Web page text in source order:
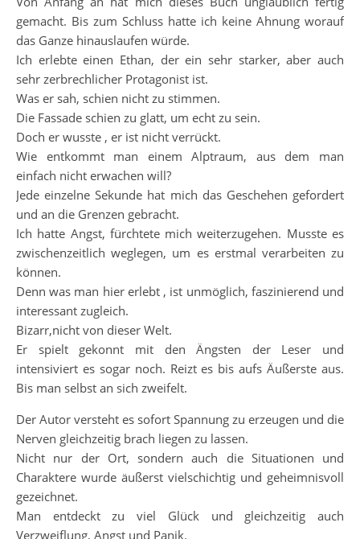
gemacht. Bis zum Schluss hatte ich keine Ahnung worauf
das Ganze hinauslaufen würde.
Ich erlebte einen Ethan, der ein sehr starker, aber auch
sehr zerbrechlicher Protagonist ist.
Was er sah, schien nicht zu stimmen.
Die Fassade schien zu glatt, um echt zu sein.
Doch er wusste , er ist nicht verrückt.
Wie entkommt man einem Alptraum, aus dem man
einfach nicht erwachen will?
Jede einzelne Sekunde hat mich das Geschehen gefordert
und an die Grenzen gebracht.
Ich hatte Angst, fürchtete mich weiterzugehen. Musste es
zwischenzeitlich weglegen, um es erstmal verarbeiten zu
können.
Denn was man hier erlebt , ist unmöglich, faszinierend und
interessant zugleich.
Bizarr,nicht von dieser Welt.
Er spielt gekonnt mit den Ängsten der Leser und
intensiviert es sogar noch. Reizt es bis aufs Äußerste aus.
Bis man selbst an sich zweifelt.
Der Autor versteht es sofort Spannung zu erzeugen und die
Nerven gleichzeitig brach liegen zu lassen.
Nicht nur der Ort, sondern auch die Situationen und
Charaktere wurde äußerst vielschichtig und geheimnisvoll
gezeichnet.
Man entdeckt zu viel Glück und gleichzeitig auch
Verzweiflung, Angst und Panik.